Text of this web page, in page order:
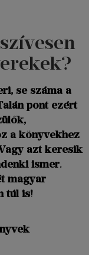
se száma a
pont ezért
a könyvekhez
azt keresik
ismer.
magyar
túl is!